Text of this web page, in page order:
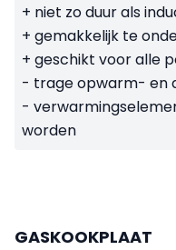
+ niet zo duur als
+ gemakkelijk te
+ geschikt voor alle
- trage opwarm- en
-
worden
GASKOOKPLAAT